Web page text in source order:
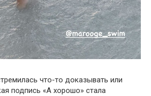
что-то доказывать или
подпись «А хорошо» стала